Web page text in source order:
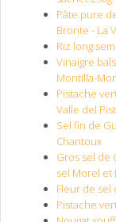
Pâte pure
Bronte - La
Riz long
Vinaigre
Montilla-
Pistache
Valle del
Sel fin de
Chantoux
Gros sel de
sel Morel et
Fleur de sel
Pistache